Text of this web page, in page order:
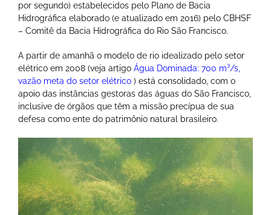
por segundo) estabelecidos pelo Plano de Bacia
Hidrográfica elaborado (e atualizado em 2016) pelo CBHSF
– Comitê da Bacia Hidrográfica do Rio São Francisco.
A partir de amanhã o modelo de rio idealizado pelo setor
elétrico em 2008 (veja artigo Água Dominada: 700 m³/s,
vazão meta do setor elétrico ) está consolidado, com o
apoio das instâncias gestoras das águas do São Francisco,
inclusive de órgãos que têm a missão precípua de sua
defesa como ente do patrimônio natural brasileiro.